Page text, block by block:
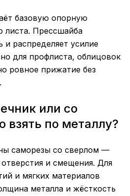
базовую опорную
листа. Прессшайба
и распределяет усилие
для профлиста, облицовок
ровное прижатие без
или со
взять по металлу?
саморезы со сверлом —
и смещения. Для
и мягких материалов
металла и жёсткость